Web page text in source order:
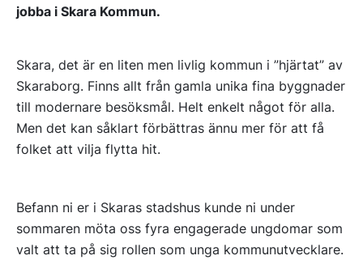
jobba i Skara Kommun.
Skara, det är en liten men livlig kommun i ”hjärtat” av
Skaraborg. Finns allt från gamla unika fina byggnader
till modernare besöksmål. Helt enkelt något för alla.
Men det kan såklart förbättras ännu mer för att få
folket att vilja flytta hit.
Befann ni er i Skaras stadshus kunde ni under
sommaren möta oss fyra engagerade ungdomar som
valt att ta på sig rollen som unga kommunutvecklare.